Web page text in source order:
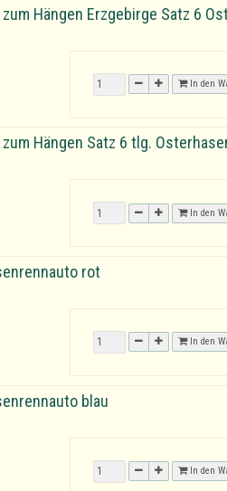
Hängen Erzgebirge Satz 6
In den
Hängen Satz 6 tlg.
In den
rot
In den
blau
In den